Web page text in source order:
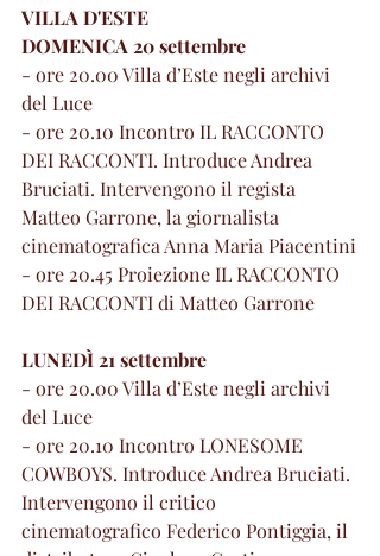
VILLA D'ESTE
DOMENICA 20 settembre
- ore 20.00 Villa d’Este negli archivi
del Luce
- ore 20.10 Incontro IL RACCONTO
DEI RACCONTI. Introduce Andrea
Bruciati. Intervengono il regista
Matteo Garrone, la giornalista
cinematografica Anna Maria Piacentini
- ore 20.45 Proiezione IL RACCONTO
DEI RACCONTI di Matteo Garrone
LUNEDÌ 21 settembre
- ore 20.00 Villa d’Este negli archivi
del Luce
- ore 20.10 Incontro LONESOME
COWBOYS. Introduce Andrea Bruciati.
Intervengono il critico
cinematografico Federico Pontiggia, il